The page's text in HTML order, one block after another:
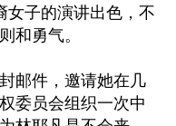
女子的演讲出色，不
和勇气。
邮件，邀请她在几
委员会组织一次中